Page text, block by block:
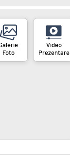
Foto
Prezentare